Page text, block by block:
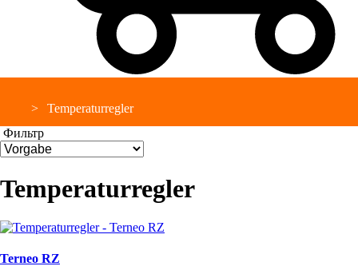
Temperaturregler
Фильтр
Temperaturregler
Terneo RZ